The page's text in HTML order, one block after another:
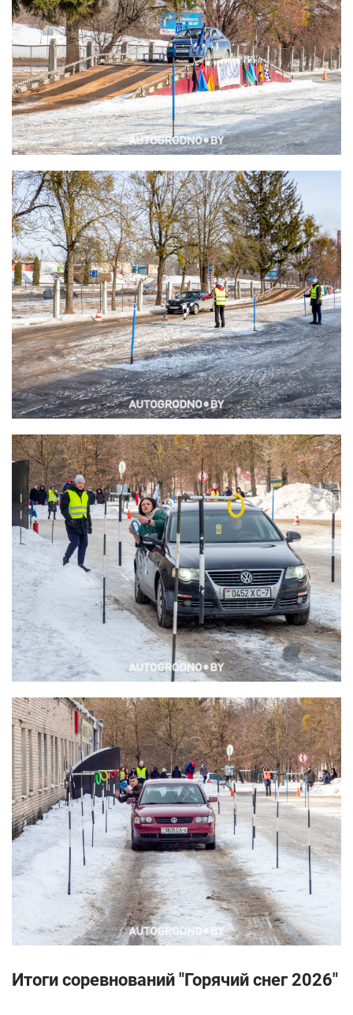
Итоги соревнований "Горячий снег 2026"